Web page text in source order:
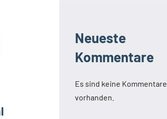
Neueste
Kommentare
Es sind keine Kommentare
vorhanden.